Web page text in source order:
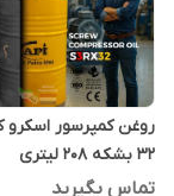
32 بشکه 208 لیتری
تماس بگیرید